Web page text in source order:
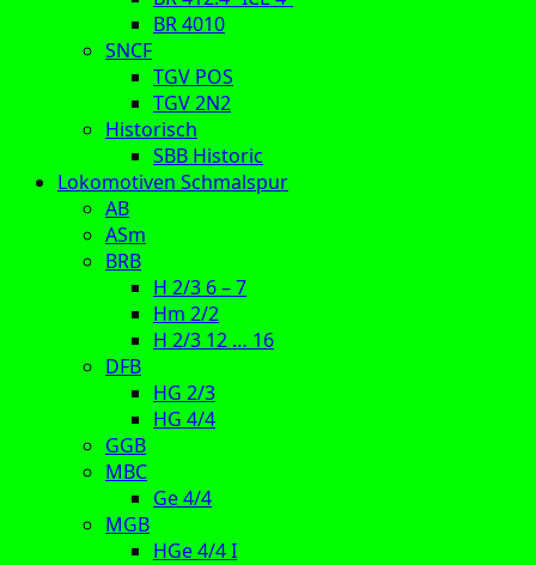
BR 4010
SNCF
TGV POS
TGV 2N2
Historisch
SBB Historic
Lokomotiven Schmalspur
AB
ASm
BRB
H 2/3 6 – 7
Hm 2/2
H 2/3 12 … 16
DFB
HG 2/3
HG 4/4
GGB
MBC
Ge 4/4
MGB
HGe 4/4 I